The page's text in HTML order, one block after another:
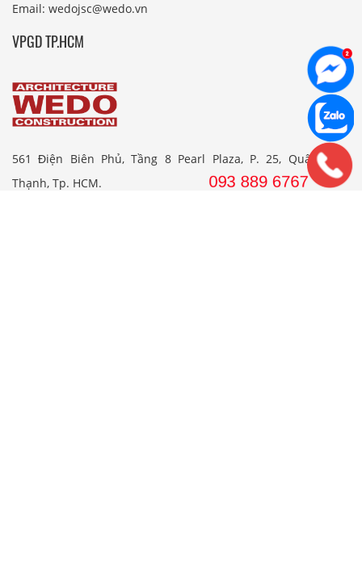
Email: wedojsc@wedo.vn
VPGD TP.HCM
561 Điện Biên Phủ, Tầng 8 Pearl Plaza, P. 25, Quận Bình
Thạnh, Tp. HCM.